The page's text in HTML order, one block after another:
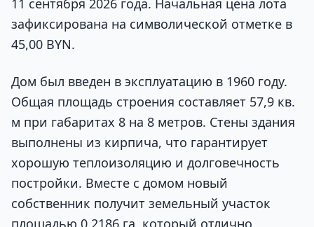
11 сентября 2026 года. Начальная цена лота
зафиксирована на символической отметке в
45,00 BYN.
Дом был введен в эксплуатацию в 1960 году.
Общая площадь строения составляет 57,9 кв.
м при габаритах 8 на 8 метров. Стены здания
выполнены из кирпича, что гарантирует
хорошую теплоизоляцию и долговечность
постройки. Вместе с домом новый
собственник получит земельный участок